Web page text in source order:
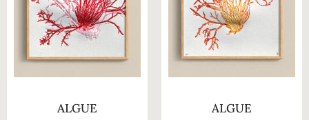
ALGUE ALGUE